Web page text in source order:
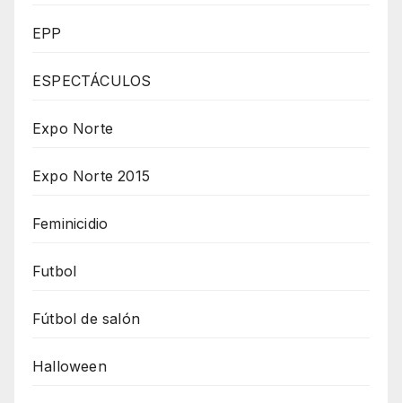
EPP
ESPECTÁCULOS
Expo Norte
Expo Norte 2015
Feminicidio
Futbol
Fútbol de salón
Halloween